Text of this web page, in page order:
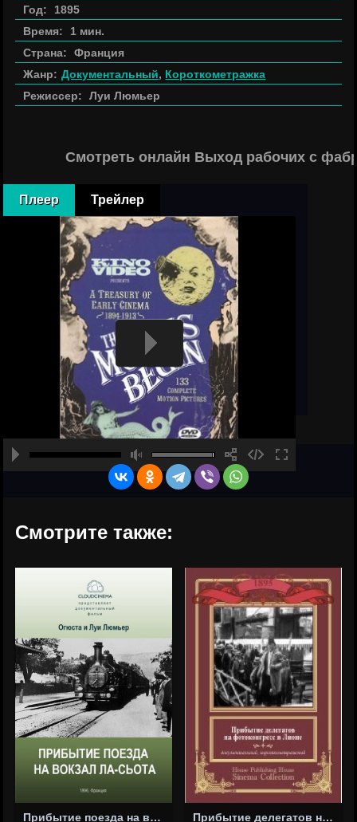
Год:
1895
Время:
1 мин.
Страна:
Франция
Жанр: Документальный, Короткометражка
Режиссер:
Луи Люмьер
Смотреть онлайн Выход рабочих с
Плеер Трейлер
Смотрите также:
Прибытие поезда на вокзал города Ла-Сьота Прибытие делегатов на фотоконгресс в Лионе